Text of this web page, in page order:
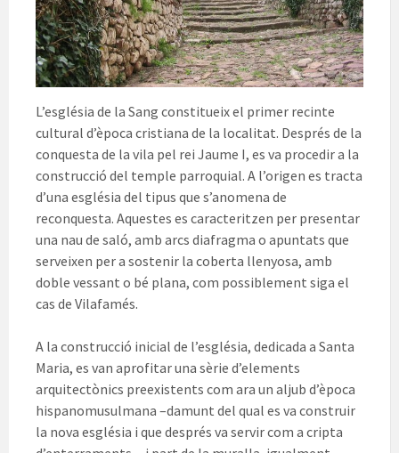
L’església de la Sang constitueix el primer recinte
cultural d’època cristiana de la localitat. Després de la
conquesta de la vila pel rei Jaume I, es va procedir a la
construcció del temple parroquial. A l’origen es tracta
d’una església del tipus que s’anomena de
reconquesta. Aquestes es caracteritzen per presentar
una nau de saló, amb arcs diafragma o apuntats que
serveixen per a sostenir la coberta llenyosa, amb
doble vessant o bé plana, com possiblement siga el
cas de Vilafamés.
A la construcció inicial de l’església, dedicada a Santa
Maria, es van aprofitar una sèrie d’elements
arquitectònics preexistents com ara un aljub d’època
hispanomusulmana –damunt del qual es va construir
la nova església i que després va servir com a cripta